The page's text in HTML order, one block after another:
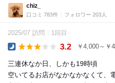
chiz_
口コミ 783件 フォロワー 203人
2025/07 訪問 1回目
3.2 ￥4,000～￥
三連休なか日、しかも19時頃
空いてるお店がなかなかなくて、